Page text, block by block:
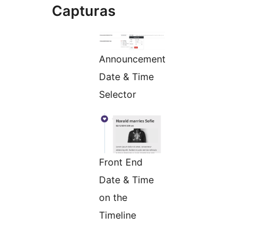
Capturas
Announcement
Date & Time
Selector
Front End
Date & Time
on the
Timeline